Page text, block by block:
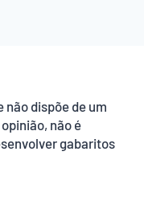
dispõe de um
não é
gabaritos